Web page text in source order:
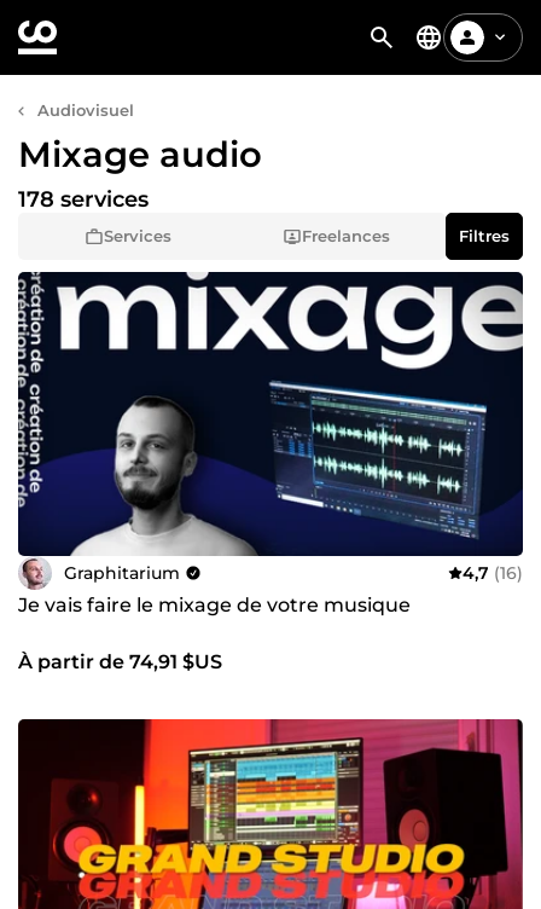
Audiovisuel
Mixage audio
Services Freelances
178 services
Filtres
Graphitarium 4,7 (16)
Je vais faire le mixage de votre musique
À partir de 74,91 $US